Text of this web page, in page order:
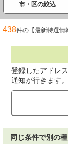
市・区の絞込
438件の【最新特選情
登録したアドレ
通知が行きます。
同じ条件で別の